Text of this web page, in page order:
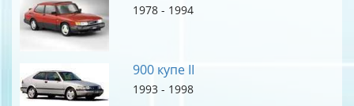
1978 - 1994
900 купе II
1993 - 1998